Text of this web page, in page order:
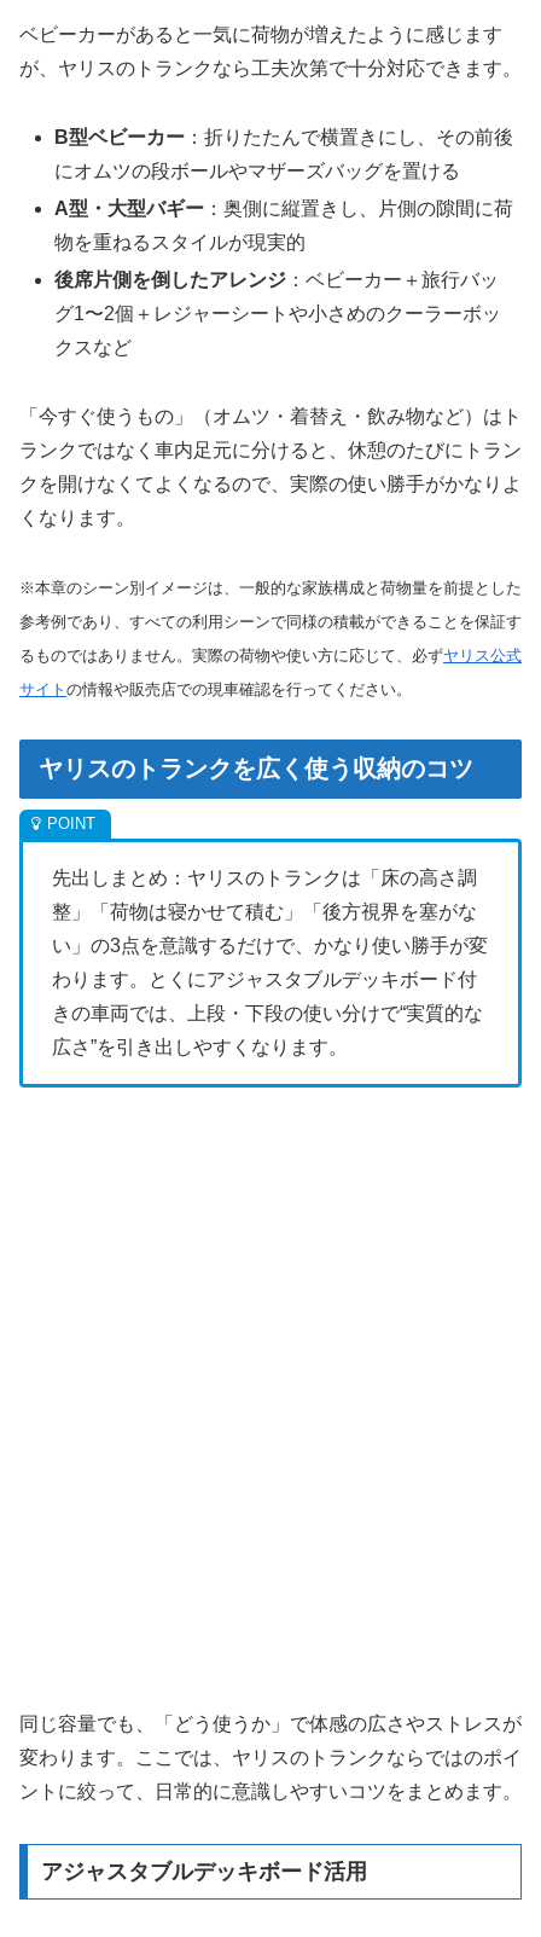
ベビーカーがあると一気に荷物が増えたように感じます
が、ヤリスのトランクなら工夫次第で十分対応できます。
B型ベビーカー ：折りたたんで横置きにし、その前後
にオムツの段ボールやマザーズバッグを置ける
A型・大型バギー ：奥側に縦置きし、片側の隙間に荷
物を重ねるスタイルが現実的
後席片側を倒したアレンジ ：ベビーカー＋旅行バッ
グ1〜2個＋レジャーシートや小さめのクーラーボッ
クスなど
「今すぐ使うもの」（オムツ・着替え・飲み物など）はト
ランクではなく車内足元に分けると、休憩のたびにトラン
クを開けなくてよくなるので、実際の使い勝手がかなりよ
くなります。
※本章のシーン別イメージは、一般的な家族構成と荷物量を前提とした
参考例であり、すべての利用シーンで同様の積載ができることを保証す
るものではありません。実際の荷物や使い方に応じて、必ずヤリス公式
サイト の情報や販売店での現車確認を行ってください。
ヤリスのトランクを広く使う収納のコツ
先出しまとめ：ヤリスのトランクは「床の高さ調
整」「荷物は寝かせて積む」「後方視界を塞がな
い」の3点を意識するだけで、かなり使い勝手が変
わります。とくにアジャスタブルデッキボード付
きの車両では、上段・下段の使い分けで“実質的な
広さ”を引き出しやすくなります。
同じ容量でも、「どう使うか」で体感の広さやストレスが
変わります。ここでは、ヤリスのトランクならではのポイ
ントに絞って、日常的に意識しやすいコツをまとめます。
アジャスタブルデッキボード活用